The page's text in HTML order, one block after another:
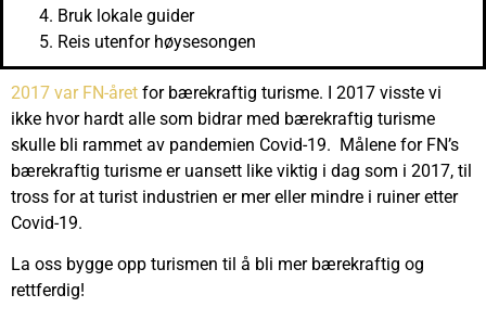
Bruk lokale guider
Reis utenfor høysesongen
2017 var FN-året for bærekraftig turisme. I 2017 visste vi
ikke hvor hardt alle som bidrar med bærekraftig turisme
skulle bli rammet av pandemien Covid-19. Målene for FN’s
bærekraftig turisme er uansett like viktig i dag som i 2017, til
tross for at turist industrien er mer eller mindre i ruiner etter
Covid-19.
La oss bygge opp turismen til å bli mer bærekraftig og
rettferdig!